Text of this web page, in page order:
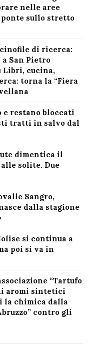
nelle aree
sullo stretto
di ricerca:
San Pietro
Libri, cucina,
torna la “Fiera
restano bloccati
tratti in salvo dal
dimentica il
alle solite. Due
Sangro,
dalla stagione
si continua a
poi si va in
“Tartufo
aromi sintetici
la chimica dalla
contro gli